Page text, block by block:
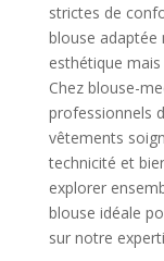
strictes de
blouse adaptée
esthétique
Chez blouse-
professionnels
vêtements
technicité et
explorer
blouse idéale
sur notre